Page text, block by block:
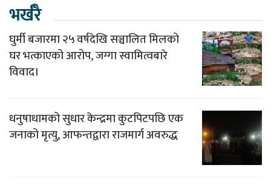
भर्खरै
घुर्मी बजारमा २५ वर्षदेखि सञ्चालित मिलको
घर भत्काएको आरोप, जग्गा स्वामित्वबारे
विवाद।
धनुषाधामको सुधार केन्द्रमा कुटपिटपछि एक
जनाको मृत्यु, आफन्तद्वारा राजमार्ग अवरुद्ध